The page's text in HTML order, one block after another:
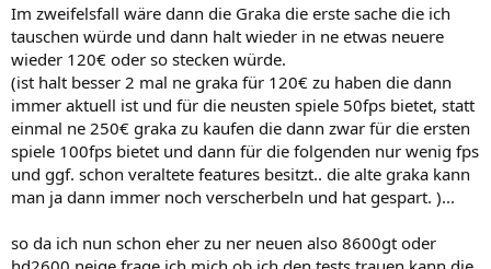
Im zweifelsfall wäre dann die Graka die erste sache die ich
tauschen würde und dann halt wieder in ne etwas neuere
wieder 120€ oder so stecken würde.
(ist halt besser 2 mal ne graka für 120€ zu haben die dann
immer aktuell ist und für die neusten spiele 50fps bietet, statt
einmal ne 250€ graka zu kaufen die dann zwar für die ersten
spiele 100fps bietet und dann für die folgenden nur wenig fps
und ggf. schon veraltete features besitzt.. die alte graka kann
man ja dann immer noch verscherbeln und hat gespart. )...
so da ich nun schon eher zu ner neuen also 8600gt oder